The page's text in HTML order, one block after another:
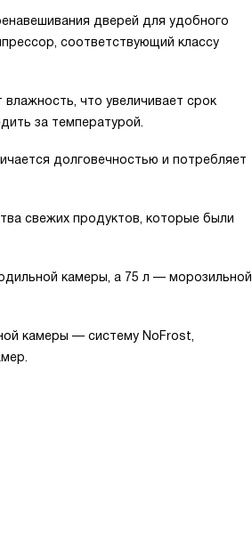
дверей для удобного
соответствующий классу
что увеличивает срок
за температурой.
долговечностью и потребляет
свежих продуктов, которые были
камеры, а 75 л — морозильной
камеры — систему NoFrost,